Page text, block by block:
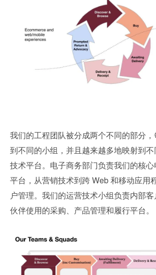
我们的工程团队被分成两个不同的部分
到不同的小组，并且越来越多地映射到
技术平台。电子商务部门负责我们的核
平台，从营销技术到跨 Web 和移动应用
户管理。我们的运营技术小组负责内部
伙伴使用的采购、产品管理和履行平台。